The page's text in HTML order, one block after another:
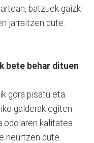
batzuek gaizki
jarraitzen dute.
bete behar dituen
gora pisatu eta
galderak egiten
odolaren kalitatea
neurtzen dute.